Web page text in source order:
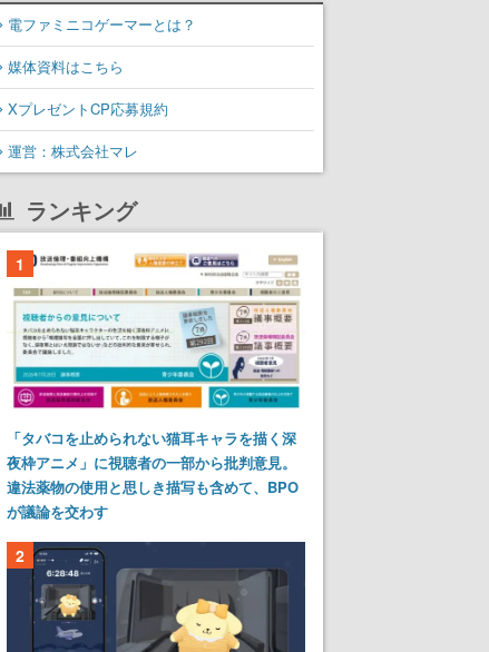
電ファミニコゲーマーとは？
媒体資料はこちら
XプレゼントCP応募規約
運営：株式会社マレ
ランキング
1
「タバコを止められない猫耳キャラを描く深
夜枠アニメ」に視聴者の一部から批判意見。
違法薬物の使用と思しき描写も含めて、BPO
が議論を交わす
2